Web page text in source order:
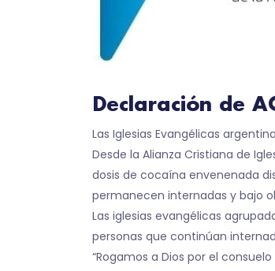
Declaración de
Las Iglesias Evangélicas
Desde la Alianza Cristiana de
dosis de cocaína envenenada
permanecen internadas y bajo
Las iglesias evangélicas
personas que continúan
“Rogamos a Dios por el